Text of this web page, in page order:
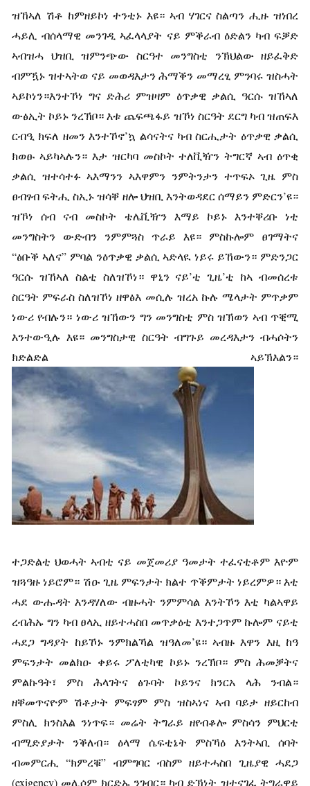
ዝኸኣለ ሽቶ ከምዘይኮነ ተንቲኑ እዩ። ኣብ ሃገርና ስልጣን ሒዙ ዝነበረ
ሓይሊ ብሰላማዊ መንገዲ ኣፈላላያት ናይ ምቕራብ ዕድልን ካብ ፍቓድ
ኣብዝሓ ህዝቢ ዝምንጭው ስርዓተ መንግስቲ ንኽህልው ዘይፈቅድ
ብምዃኑ ዝተኣትወ ናይ መወዳእታን ሕማቕን መማረፂ ምንባሩ ዝስሓት
ኣይኮነን።እንተኾነ ግና ድሕሪ ምዝዛም ዕጥቃዊ ቃልሲ ዓርሱ ዝኸኣለ
ውፅኢት ኮይኑ ንረኽቦ። እቱ ጨፍጫፋይ ዝኾነ ስርዓት ደርግ ካብ ዝጠፍእ
ርብዒ ክፍለ ዘመን እንተኾኖ’ኳ ልሳናትና ካብ ስርሒታት ዕጥቃዊ ቃልሲ
ክወፁ ኣይካኣሉን። እታ ዝርካባ መስኮት ተለቪዥን ትግርኛ ኣብ ዕጥቂ
ቃልሲ ዝተሳተፉ ኣእማንን ኣእዋምን ንምትንታን ተጥፍኦ ጊዜ ምስ
ፀብፃብ ፍትሒ ስኢኑ ዝሳቐ ዘሎ ህዝቢ እንትወዳደር ሰማይን ምድርን’ዩ።
ዝኾነ ሰብ ናብ መስኮት ቴሌቪዥን እማይ ኮይኑ እንተቐሪቡ ነቲ
መንግስትን ውድብን ንምምጓስ ጥራይ እዩ። ምስኩሎም ፀገማትና
“ፅቡቕ ኣለና” ምባል ንዕጥቃዊ ቃልሲ ኣድላዪ ነይሩ ይኸውን። ምድንጋር
ዓርሱ ዝኸኣለ ስልቲ ስለዝኾነ። ዋኒን ናይ’ቲ ጊዜ’ቲ ከኣ ብመሰረቱ
ስርዓት ምፍራስ ስለዝኾነ ዘዋፅእ መሲሉ ዝረአ ኩሉ ሜላታት ምጥቃም
ነውሪ የብሉን። ነውሪ ዝኸውን ግን መንግስቲ ምስ ዝኽወን ኣብ ጥቒሚ
እንተውዒሉ እዩ። መንግስታዊ ስርዓት ብግጉይ መረዳእታን ብሓሶትን
ክድልድል ኣይኽእልን።
ተጋድልቲ ህወሓት ኣብቲ ናይ መጀመሪያ ዓመታት ተፈናቲቶም እዮም
ዝጓዓዙ ነይሮም። ሽዑ ጊዜ ምፍንታት ክልተ ጥቕምታት ነይረምዎ። እቲ
ሓደ ውሑዳት እንዳሃለው ብዙሓት ንምምሳል እንትኾን እቲ ካልኣዋይ
ረብሕኡ ግን ካብ ፀላኢ ዘይተሓስበ መጥቃዕቲ እንተጋጥም ኩሎም ናይቲ
ሓደጋ ግዳያት ከይኾኑ ንምክልኻል ዝዓለመ’ዩ። ኣብዙ እዋን እዚ ከዓ
ምፍንታት መልክዑ ቀይሩ ፖለቲካዊ ኮይኑ ንረኽቦ። ምስ ሕመቓትና
ምልኩዓት፣ ምስ ሕላገትና ፅጉባት ኮይንና ክንርአ ላሕ ንብል።
ዘቐመጥናዮም ሽቶታት ምፍፃም ምስ ዝስኣነና ኣብ ባይታ ዘይርከብ
ምስሊ ክንስእል ንነጥፍ። መሬት ትግራይ ዘየብቆሎ ምስሳን ምህርቲ
ብሚድያታት ንቕለብ። ዕላማ ሴፍቲኔት ምስኻዕ እንትኣቢ ሰባት
ብመምርሒ “ክምረቑ” ብምግባር ብስም ዘይተሓስበ ጊዜያዊ ሓደጋ
(exigency) መሊሶም ክርድኡ ንገብር። ካብ ድኽነት ዝተናገፈ ትግራዋይ